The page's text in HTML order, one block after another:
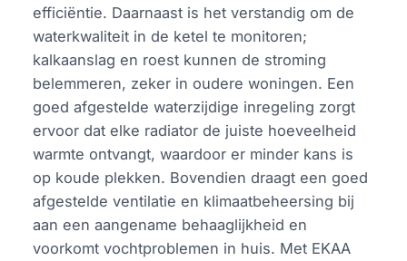
efficiëntie. Daarnaast is het verstandig om de
waterkwaliteit in de ketel te monitoren;
kalkaanslag en roest kunnen de stroming
belemmeren, zeker in oudere woningen. Een
goed afgestelde waterzijdige inregeling zorgt
ervoor dat elke radiator de juiste hoeveelheid
warmte ontvangt, waardoor er minder kans is
op koude plekken. Bovendien draagt een goed
afgestelde ventilatie en klimaatbeheersing bij
aan een aangename behaaglijkheid en
voorkomt vochtproblemen in huis. Met EKAA